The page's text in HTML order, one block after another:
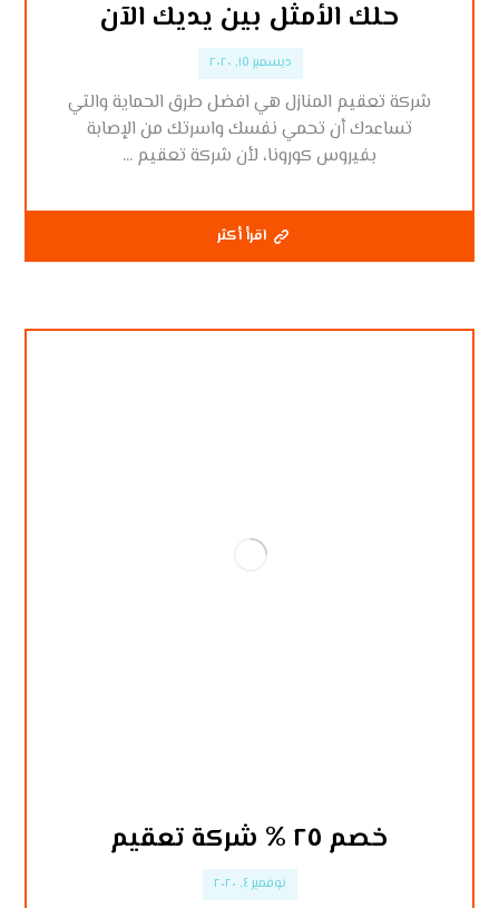
حلك الأمثل بين يديك الآن
ديسمبر ١٥, ٢٠٢٠
شركة تعقيم المنازل هي افضل طرق الحماية والتي
تساعدك أن تحمي نفسك واسرتك من الإصابة
بفيروس كورونا، لأن شركة تعقيم ...
اقرأ أكثر
خصم ٢٥ % شركة تعقيم
نوفمبر ٤, ٢٠٢٠